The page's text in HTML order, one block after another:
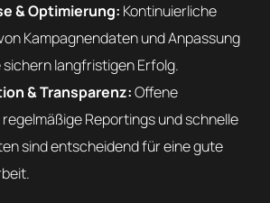
& Optimierung: Kontinuierliche
Kampagnendaten und Anpassung
langfristigen Erfolg.
& Transparenz:Offene
Reportings und schnelle
sind entscheidend für eine gute